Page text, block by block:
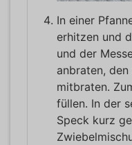
In einer
erhitzen und
und der
anbraten,
mitbraten.
füllen. In der
Speck kurz